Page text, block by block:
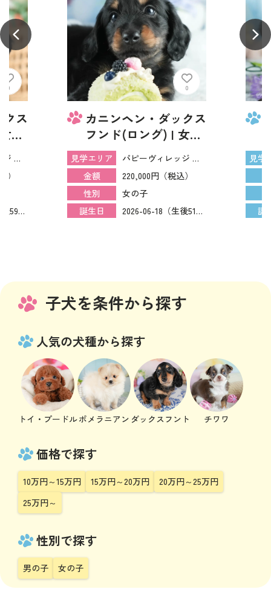
0
ス
の
|
）
パピーヴィレッジ ヒバリ
）
2026-06-10（生後59日）
0
カニンヘン・ダックス
フンド(ロング) | 女の
子 | ブラック&タン |
2026年6月18日
（ID:dog-200017441）
見学エリア
パピーヴィレッジ ヒバリ
金額
220,000円（税込）
性別
女の子
誕生日
2026-06-18（生後51日）
見学
誕
子犬を条件から探す
人気の犬種から探す
トイ・プードルポメラニアン ダックスフント チワワ
価格で探す
10万円～15万円 15万円～20万円
20万円～25万円
25万円～
性別で探す
男の子 女の子